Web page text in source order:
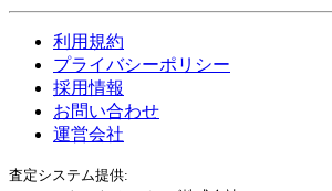
利用規約
プライバシーポリシー
採用情報
お問い合わせ
運営会社
査定システム提供: